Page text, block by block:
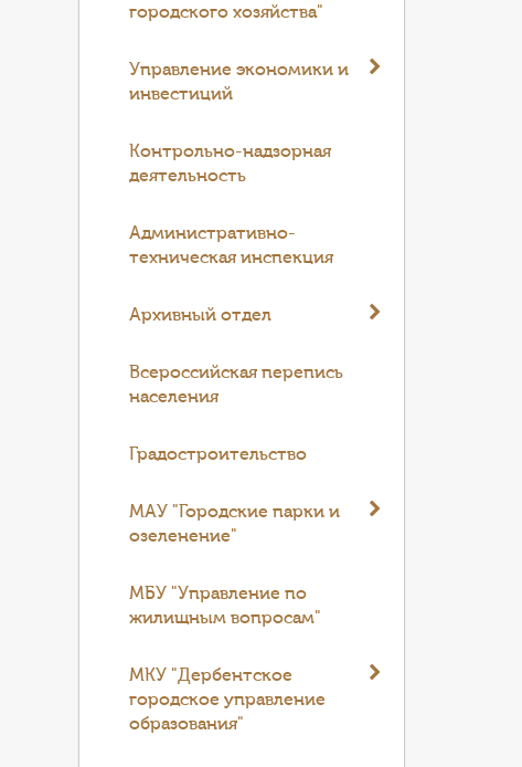
городского хозяйства"
Управление экономики и
инвестиций
Контрольно-надзорная
деятельность
Административно-
техническая инспекция
Архивный отдел
Всероссийская перепись
населения
Градостроительство
МАУ "Городские парки и
озеленение"
МБУ "Управление по
жилищным вопросам"
МКУ "Дербентское
городское управление
образования"